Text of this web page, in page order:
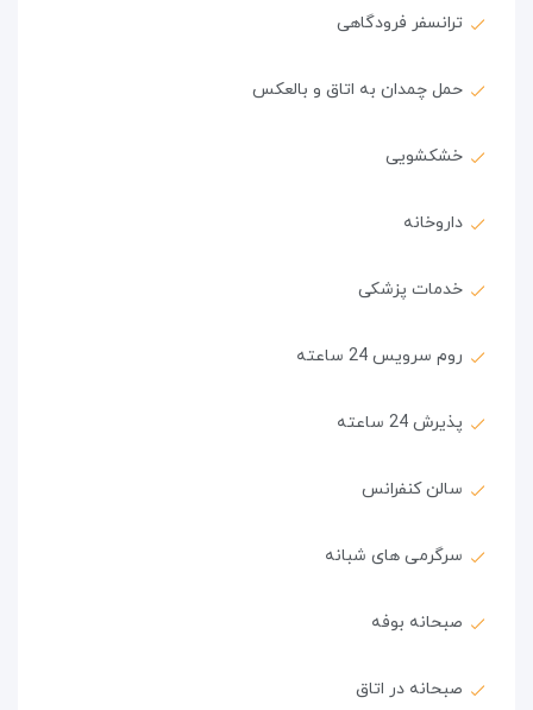
ترانسفر فرودگاهی
حمل چمدان به اتاق و بالعکس
خشکشویی
داروخانه
خدمات پزشکی
روم سرویس 24 ساعته
پذیرش 24 ساعته
سالن کنفرانس
سرگرمی های شبانه
صبحانه بوفه
صبحانه در اتاق